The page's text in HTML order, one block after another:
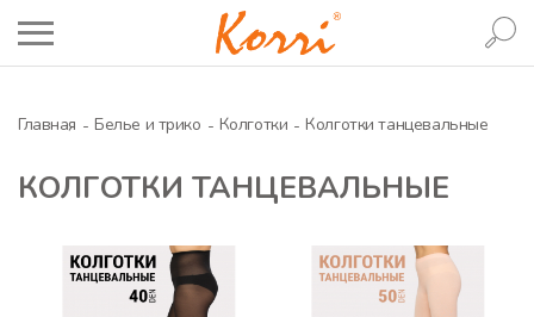
Главная Белье и трико Колготки Колготки танцевальные
КОЛГОТКИ ТАНЦЕВАЛЬНЫЕ